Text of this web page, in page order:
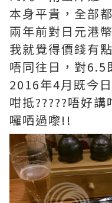
本身平貴，全部
兩年前對日元港
我就覺得價錢有
唔同往日，對6.5
2016年4月既今
咁抵?????唔好
囉哂過嚟!!